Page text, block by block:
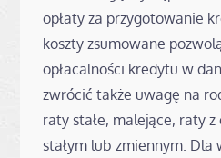
opłaty za przygotowanie
koszty zsumowane
opłacalności kredytu w
zwrócić także uwagę na
raty stałe, malejące, raty
stałym lub zmiennym. Dla